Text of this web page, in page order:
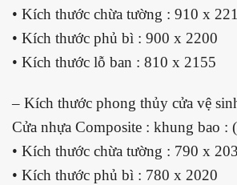
• Kích thước chừa tường : 910 x
• Kích thước phủ bì : 900 x 2200
• Kích thước lỗ ban : 810 x 2155
– Kích thước phong thủy cửa vệ
Cửa nhựa Composite : khung bao :
• Kích thước chừa tường : 790 x
• Kích thước phủ bì : 780 x 2020